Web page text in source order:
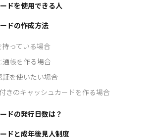
ドを使用できる人
ドの作成方法
っている場合
帳を作る場合
を使いたい場合
きのキャッシュカードを作る場合
ドの発行日数は？
ドと成年後見人制度